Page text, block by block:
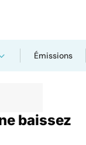
Émissions
baissez